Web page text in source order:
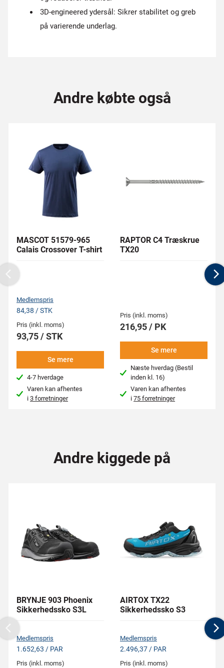
3D-engineered ydersål: Sikrer stabilitet og greb
på varierende underlag.
Andre købte også
MASCOT 51579-965
Calais Crossover T-shirt
Medlemspris
84,38 / STK
Pris (inkl. moms)
93,75 / STK
Se mere
4-7 hverdage
Varen kan afhentes
i3 forretninger
RAPTOR C4 Træskrue
TX20
Pris (inkl. moms)
216,95 / PK
Se mere
Næste hverdag (Bestil
inden kl. 16)
Varen kan afhentes
i75 forretninger
Previous
Andre kiggede på
BRYNJE 903 Phoenix
Sikkerhedssko S3L
Medlemspris
1.652,63 / PAR
Pris (inkl. moms)
AIRTOX TX22
Sikkerhedssko S3
Medlemspris
2.496,37 / PAR
Pris (inkl. moms)
Previous